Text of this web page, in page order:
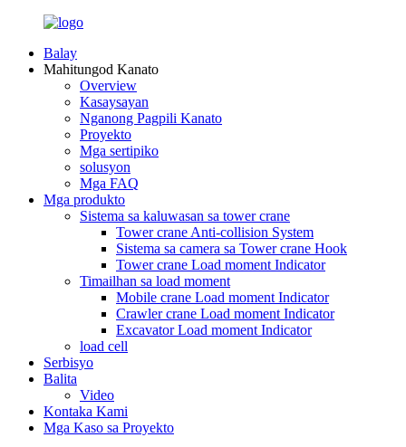
Balay
Mahitungod Kanato
Overview
Kasaysayan
Nganong Pagpili Kanato
Proyekto
Mga sertipiko
solusyon
Mga FAQ
Mga produkto
Sistema sa kaluwasan sa tower crane
Tower crane Anti-collision System
Sistema sa camera sa Tower crane Hook
Tower crane Load moment Indicator
Timailhan sa load moment
Mobile crane Load moment Indicator
Crawler crane Load moment Indicator
Excavator Load moment Indicator
load cell
Serbisyo
Balita
Video
Kontaka Kami
Mga Kaso sa Proyekto